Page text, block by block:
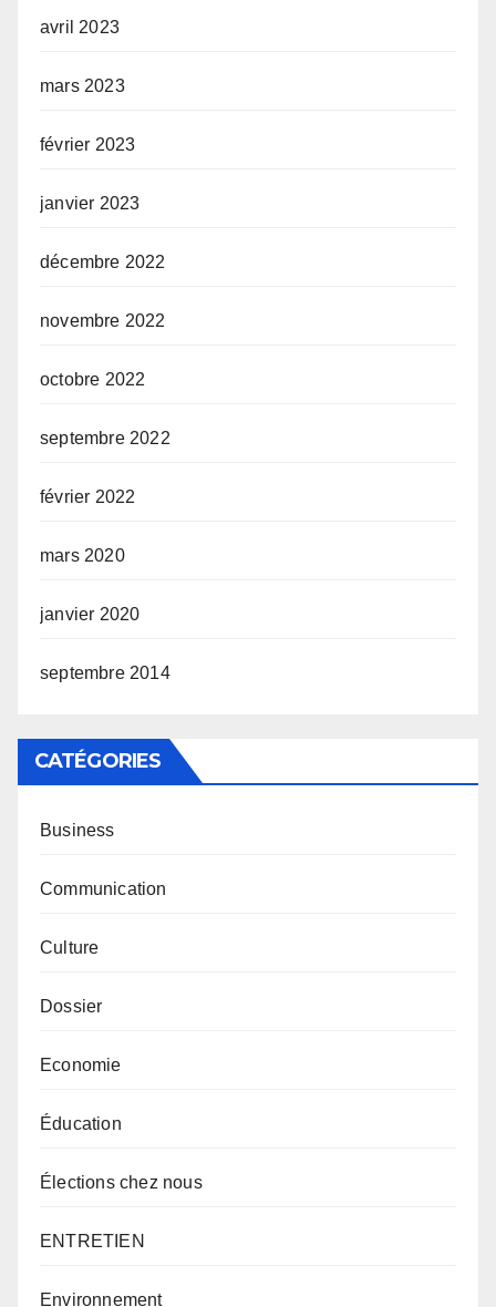
avril 2023
mars 2023
février 2023
janvier 2023
décembre 2022
novembre 2022
octobre 2022
septembre 2022
février 2022
mars 2020
janvier 2020
septembre 2014
CATÉGORIES
Business
Communication
Culture
Dossier
Economie
Éducation
Élections chez nous
ENTRETIEN
Environnement